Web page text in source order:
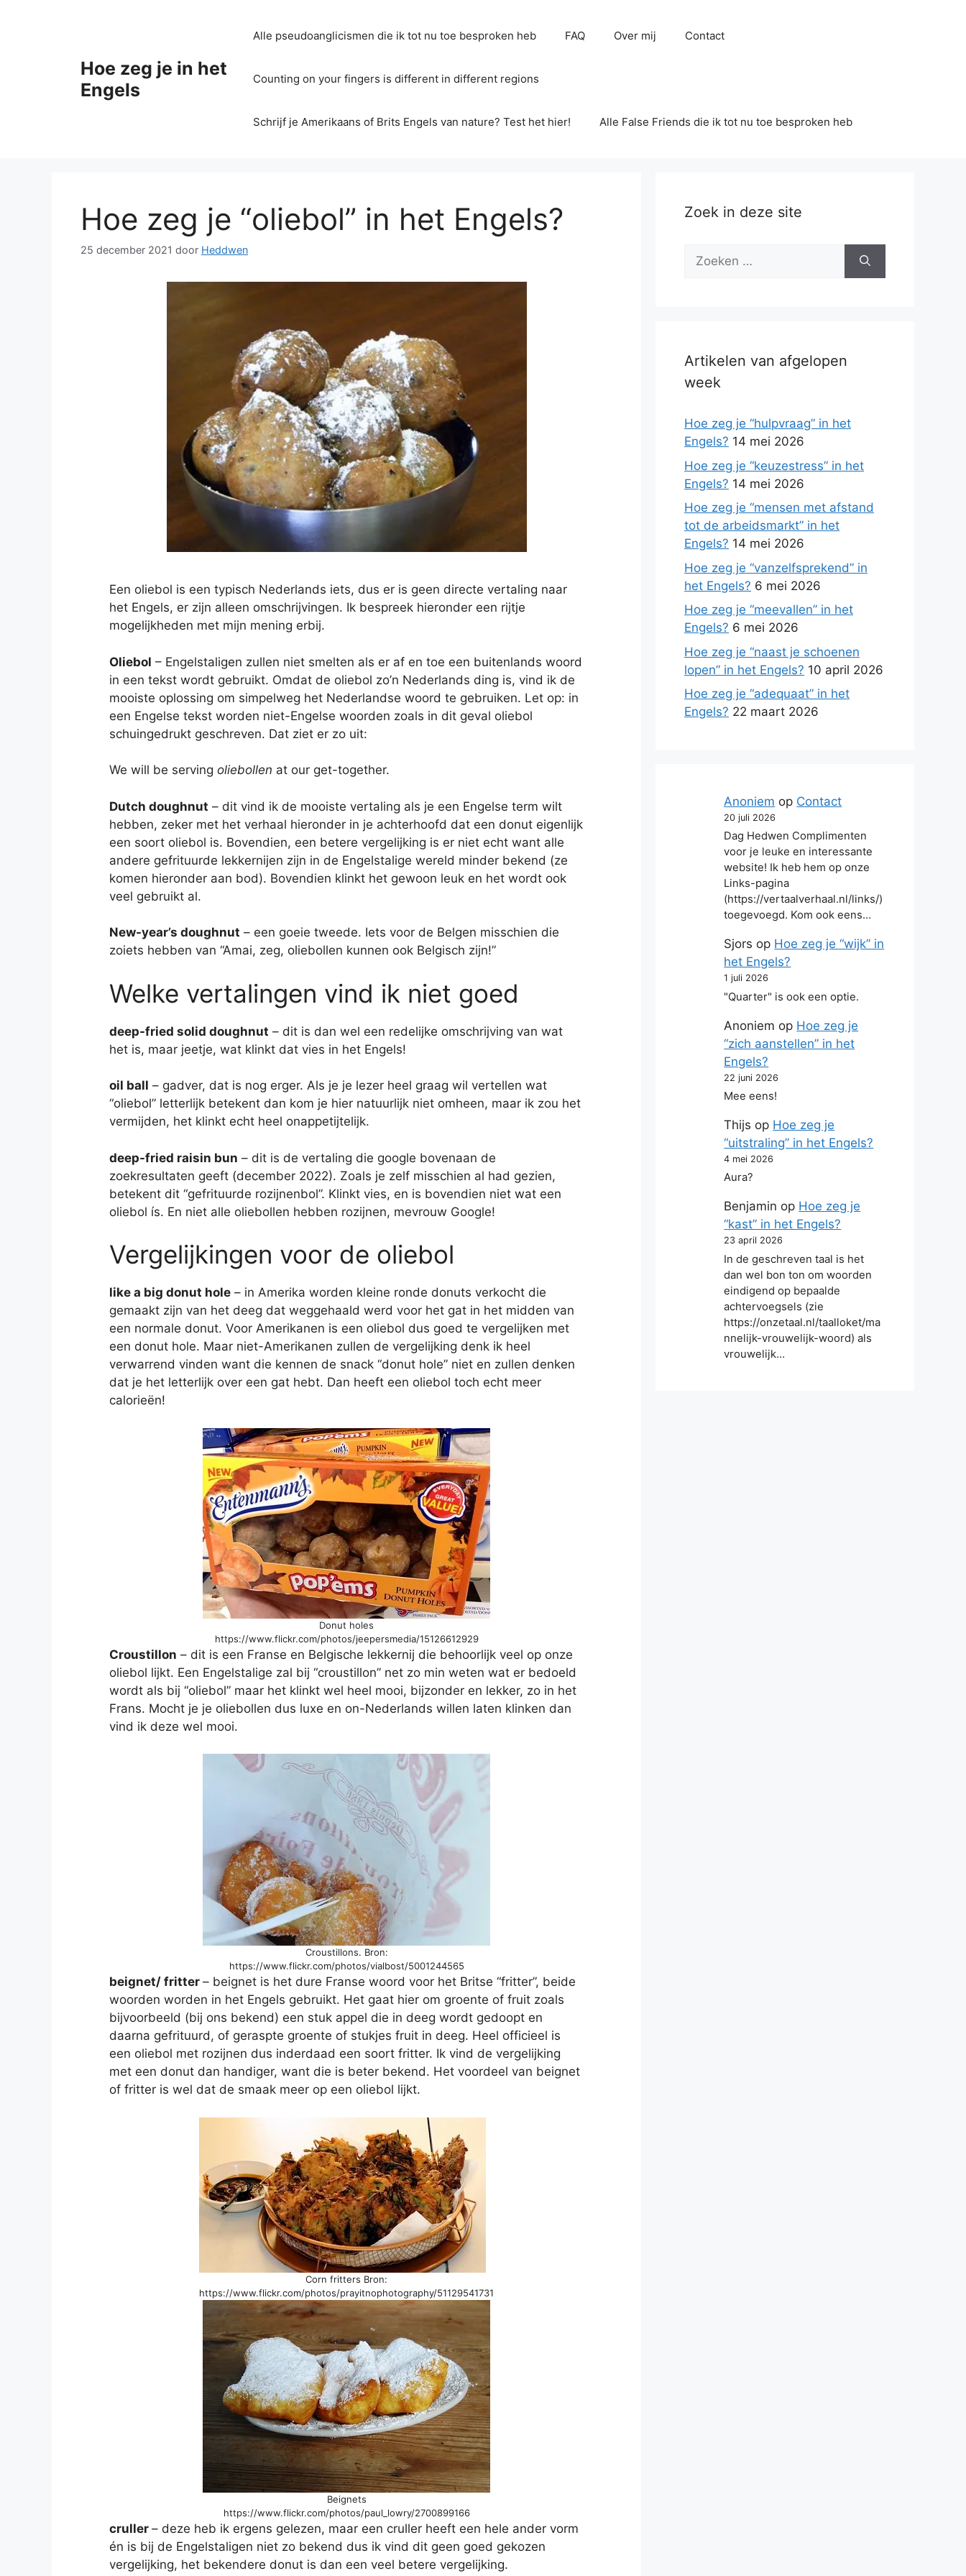
Hoe zeg je in het
Engels
Alle pseudoanglicismen die ik tot nu toe besproken heb FAQ Over mij Contact
Counting on your fingers is different in different regions
Schrijf je Amerikaans of Brits Engels van nature? Test het hier! Alle False Friends die ik tot nu toe besproken heb
Hoe zeg je “oliebol” in het Engels?
25 december 2021 door Heddwen
Een oliebol is een typisch Nederlands iets, dus er is geen directe vertaling naar
het Engels, er zijn alleen omschrijvingen. Ik bespreek hieronder een rijtje
mogelijkheden met mijn mening erbij.
Oliebol – Engelstaligen zullen niet smelten als er af en toe een buitenlands woord
in een tekst wordt gebruikt. Omdat de oliebol zo’n Nederlands ding is, vind ik de
mooiste oplossing om simpelweg het Nederlandse woord te gebruiken. Let op: in
een Engelse tekst worden niet-Engelse woorden zoals in dit geval oliebol
schuingedrukt geschreven. Dat ziet er zo uit:
We will be serving oliebollen at our get-together.
Dutch doughnut – dit vind ik de mooiste vertaling als je een Engelse term wilt
hebben, zeker met het verhaal hieronder in je achterhoofd dat een donut eigenlijk
een soort oliebol is. Bovendien, een betere vergelijking is er niet echt want alle
andere gefrituurde lekkernijen zijn in de Engelstalige wereld minder bekend (ze
komen hieronder aan bod). Bovendien klinkt het gewoon leuk en het wordt ook
veel gebruikt al.
New-year’s doughnut – een goeie tweede. Iets voor de Belgen misschien die
zoiets hebben van “Amai, zeg, oliebollen kunnen ook Belgisch zijn!”
Welke vertalingen vind ik niet goed
deep-fried solid doughnut – dit is dan wel een redelijke omschrijving van wat
het is, maar jeetje, wat klinkt dat vies in het Engels!
oil ball – gadver, dat is nog erger. Als je je lezer heel graag wil vertellen wat
“oliebol” letterlijk betekent dan kom je hier natuurlijk niet omheen, maar ik zou het
vermijden, het klinkt echt heel onappetijtelijk.
deep-fried raisin bun – dit is de vertaling die google bovenaan de
zoekresultaten geeft (december 2022). Zoals je zelf misschien al had gezien,
betekent dit “gefrituurde rozijnenbol”. Klinkt vies, en is bovendien niet wat een
oliebol ís. En niet alle oliebollen hebben rozijnen, mevrouw Google!
Vergelijkingen voor de oliebol
like a big donut hole – in Amerika worden kleine ronde donuts verkocht die
gemaakt zijn van het deeg dat weggehaald werd voor het gat in het midden van
een normale donut. Voor Amerikanen is een oliebol dus goed te vergelijken met
een donut hole. Maar niet-Amerikanen zullen de vergelijking denk ik heel
verwarrend vinden want die kennen de snack “donut hole” niet en zullen denken
dat je het letterlijk over een gat hebt. Dan heeft een oliebol toch echt meer
calorieën!
Donut holes
https://www.flickr.com/photos/jeepersmedia/15126612929
Croustillon – dit is een Franse en Belgische lekkernij die behoorlijk veel op onze
oliebol lijkt. Een Engelstalige zal bij “croustillon” net zo min weten wat er bedoeld
wordt als bij “oliebol” maar het klinkt wel heel mooi, bijzonder en lekker, zo in het
Frans. Mocht je je oliebollen dus luxe en on-Nederlands willen laten klinken dan
vind ik deze wel mooi.
Croustillons. Bron:
https://www.flickr.com/photos/vialbost/5001244565
beignet/ fritter – beignet is het dure Franse woord voor het Britse “fritter”, beide
woorden worden in het Engels gebruikt. Het gaat hier om groente of fruit zoals
bijvoorbeeld (bij ons bekend) een stuk appel die in deeg wordt gedoopt en
daarna gefrituurd, of geraspte groente of stukjes fruit in deeg. Heel officieel is
een oliebol met rozijnen dus inderdaad een soort fritter. Ik vind de vergelijking
met een donut dan handiger, want die is beter bekend. Het voordeel van beignet
of fritter is wel dat de smaak meer op een oliebol lijkt.
Corn fritters Bron:
https://www.flickr.com/photos/prayitnophotography/51129541731
Beignets
https://www.flickr.com/photos/paul_lowry/2700899166
cruller – deze heb ik ergens gelezen, maar een cruller heeft een hele ander vorm
én is bij de Engelstaligen niet zo bekend dus ik vind dit geen goed gekozen
vergelijking, het bekendere donut is dan een veel betere vergelijking.
Zoek in deze site
Zoek
Artikelen van afgelopen
week
Hoe zeg je “hulpvraag” in het
Engels? 14 mei 2026
Hoe zeg je “keuzestress” in het
Engels? 14 mei 2026
Hoe zeg je “mensen met afstand
tot de arbeidsmarkt” in het
Engels? 14 mei 2026
Hoe zeg je “vanzelfsprekend” in
het Engels? 6 mei 2026
Hoe zeg je “meevallen” in het
Engels? 6 mei 2026
Hoe zeg je “naast je schoenen
lopen” in het Engels? 10 april 2026
Hoe zeg je “adequaat” in het
Engels? 22 maart 2026
Anoniem op Contact
20 juli 2026
Dag Hedwen Complimenten
voor je leuke en interessante
website! Ik heb hem op onze
Links-pagina
(https://vertaalverhaal.nl/links/)
toegevoegd. Kom ook eens…
Sjors op Hoe zeg je “wijk” in
het Engels?
1 juli 2026
"Quarter" is ook een optie.
Anoniem op Hoe zeg je
“zich aanstellen” in het
Engels?
22 juni 2026
Mee eens!
Thijs op Hoe zeg je
“uitstraling” in het Engels?
4 mei 2026
Aura?
Benjamin op Hoe zeg je
“kast” in het Engels?
23 april 2026
In de geschreven taal is het
dan wel bon ton om woorden
eindigend op bepaalde
achtervoegsels (zie
https://onzetaal.nl/taalloket/ma
nnelijk-vrouwelijk-woord) als
vrouwelijk…